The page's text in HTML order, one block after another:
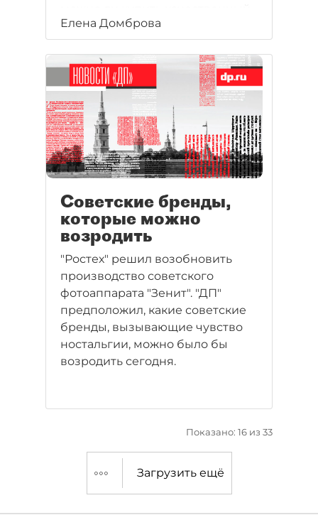
продукт не дороже 500 рублей
за бутылку.
Елена Домброва
Советские бренды,
которые можно
возродить
"Ростех" решил возобновить
производство советского
фотоаппарата "Зенит". "ДП"
предположил, какие советские
бренды, вызывающие чувство
ностальгии, можно было бы
возродить сегодня.
Показано: 16 из 33
Загрузить ещё